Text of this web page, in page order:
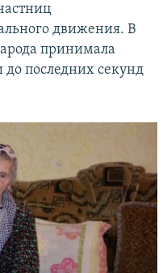
движения. В
принимала
до последних секунд